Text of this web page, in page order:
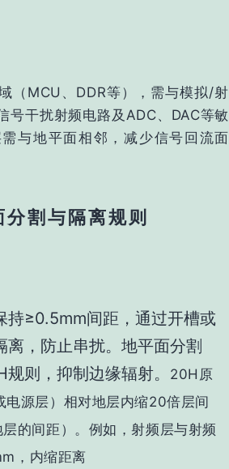
（MCU、DDR等），需与模拟/射
号干扰射频电路‌及ADC、DAC等敏
与地平面相邻，减少信号回流面
分割与隔离规则
持‌≥0.5mm间距‌，通过开槽或
离，防止串扰‌。地平面分割
则‌，抑制边缘辐射‌。
20H原
电源层）相对地层内缩20倍层间
的间距）。例如，射频层与射频
，内缩距离